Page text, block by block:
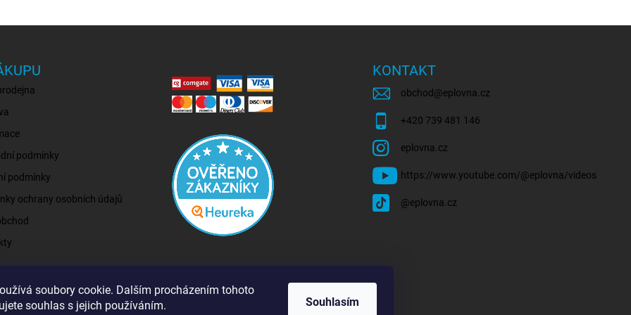
soubory cookie. Dalším procházením tohoto
souhlas s jejich používáním.
Souhlasím
podmínky
podmínky
ochrany osobních údajů
KONTAKT
obchod @eplovna.cz
+420 739 481 146
eplovna.cz
https://www.youtube.com/@eplovna/videos
@eplovna.cz